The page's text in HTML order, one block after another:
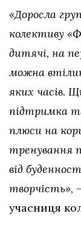
«Доросла
колективу
дитячі, на
можна
яких часів.
підтримка
плюси на
тренування
від
творчість»,
учасниця